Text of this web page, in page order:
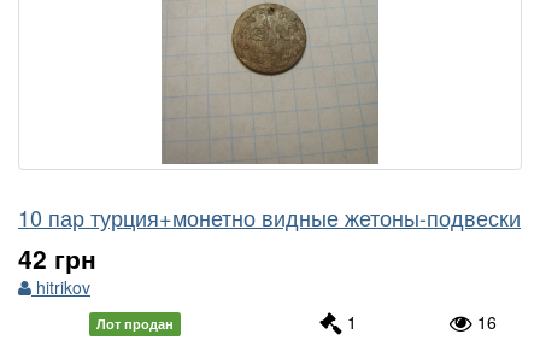
10 пар турция+монетно видные жетоны-подвески
42 грн
hitrikov
Лот продан 1 16